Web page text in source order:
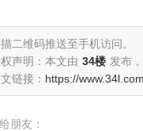
二维码推送至手机访问。
权声明：本文由 34楼 发布
链接： https://
朋友：